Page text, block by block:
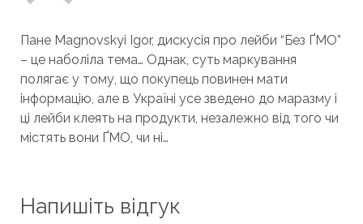
Пане Magnovskyi Igor, дискусія про лейби “Без ҐМО”
– це наболіла тема… Однак, суть маркування
полягає у тому, що покупець повинен мати
інформацію, але в Україні усе зведено до маразму і
ці лейби клеять на продукти, незалежно від того чи
містять вони ҐМО, чи ні…
Напишіть відгук